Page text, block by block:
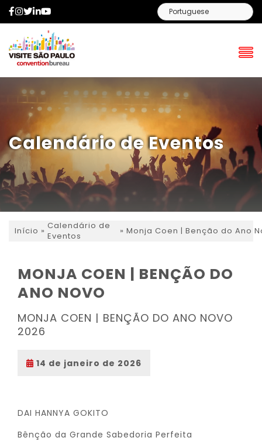
Facebook
Instagram
Twitter
LinkedIn
Calendário de Eventos
Início » Calendário de
Eventos
» Monja Coen | Benção do Ano
MONJA COEN | BENÇÃO DO
ANO NOVO
MONJA COEN | BENÇÃO DO ANO NOVO
2026
14 de janeiro de 2026
DAI HANNYA GOKITO
Bênção da Grande Sabedoria Perfeita